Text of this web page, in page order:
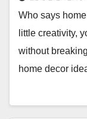
Who says
little creativity,
without
home decor